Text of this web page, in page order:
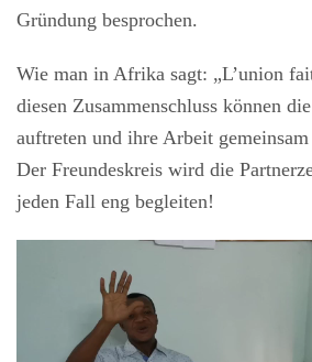
Gründung besprochen.
Wie man in Afrika sagt: „L’union
diesen Zusammenschluss können
auftreten und ihre Arbeit
Der Freundeskreis wird die
jeden Fall eng begleiten!